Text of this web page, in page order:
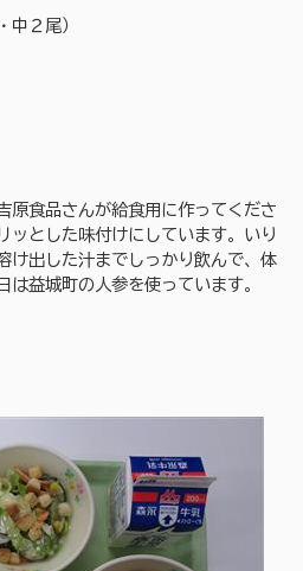
中２尾）
原食品さんが給食用に作ってくださ
ッとした味付けにしています。いり
け出した汁までしっかり飲んで、体
益城町の人参を使っています。